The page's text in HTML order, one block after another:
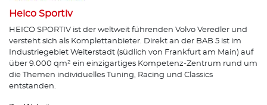
Heico Sportiv
HEICO SPORTIV ist der weltweit führenden Volvo Veredler und
versteht sich als Komplettanbieter. Direkt an der BAB 5 ist im
Industriegebiet Weiterstadt (südlich von Frankfurt am Main) auf
über 9.000 qm² ein einzigartiges Kompetenz-Zentrum rund um
die Themen individuelles Tuning, Racing und Classics
entstanden.